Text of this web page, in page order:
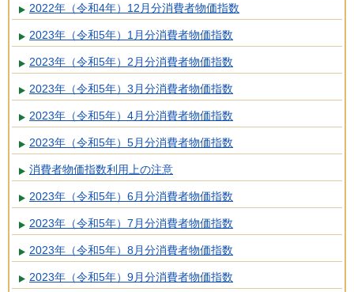
2022年（令和4年）12月分消費者物価指数
2023年（令和5年）1月分消費者物価指数
2023年（令和5年）2月分消費者物価指数
2023年（令和5年）3月分消費者物価指数
2023年（令和5年）4月分消費者物価指数
2023年（令和5年）5月分消費者物価指数
消費者物価指数利用上の注意
2023年（令和5年）6月分消費者物価指数
2023年（令和5年）7月分消費者物価指数
2023年（令和5年）8月分消費者物価指数
2023年（令和5年）9月分消費者物価指数